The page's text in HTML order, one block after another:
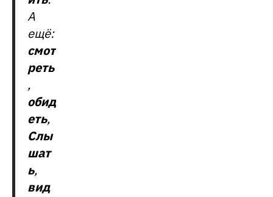
А
ещё:
смот
реть
,
обид
еть,
Слы
шат
ь,
вид